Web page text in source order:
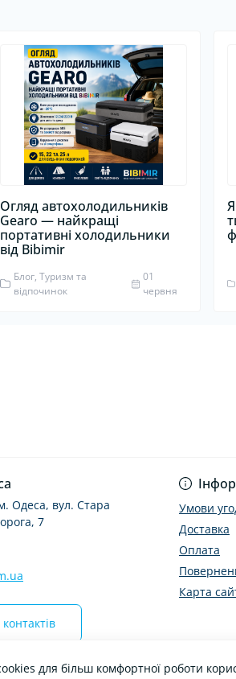
Огляд автохолодильників
Gearo — найкращі
портативні холодильники
від Bibimir
Блог, Туризм та
відпочинок
01
червня
Одеса, вул. Стара
7
Умови
Доставка
Оплата
Карта
для більш комфортної роботи